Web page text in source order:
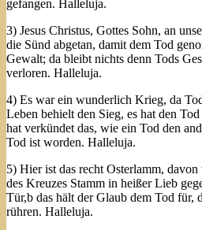
gefangen. Halleluja.
3) Jesus Christus, Gottes Sohn, an
die Sünd abgetan, damit dem Tod
Gewalt; da bleibt nichts denn Tods
verloren. Halleluja.
4) Es war ein wunderlich Krieg, da
Leben behielt den Sieg, es hat den
hat verkündet das, wie ein Tod den
Tod ist worden. Halleluja.
5) Hier ist das recht Osterlamm,
des Kreuzes Stamm in heißer Lieb
Tür,b das hält der Glaub dem Tod für,
rühren. Halleluja.